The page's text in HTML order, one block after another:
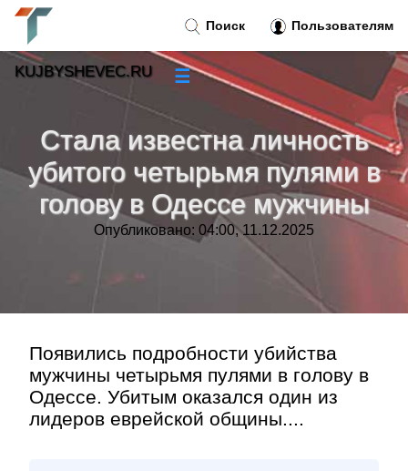
Стала известна личность
убитого четырьмя пулями в
голову в Одессе мужчины
Опубликовано: 04:00, 11.12.2025
Появились подробности убийства
мужчины четырьмя пулями в голову в
Одессе. Убитым оказался один из
лидеров еврейской общины....
Поиск Пользователям
KUJBYSHEVEC.RU ☰
Новости»
Тренды новостей»
Рубрики»
Контакт»